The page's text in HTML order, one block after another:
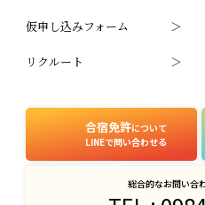
仮申し込みフォーム
リクルート
合宿免許について
LINEで問い合わせる
総合的なお問い合